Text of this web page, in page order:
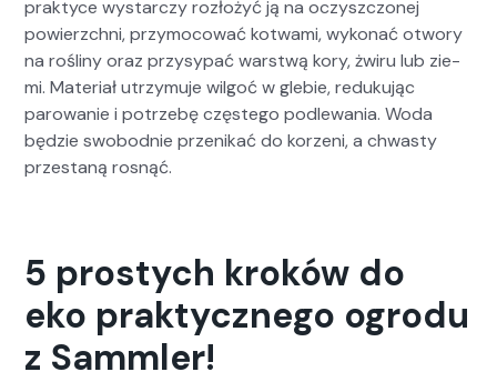
prak­tyce wystar­czy rozłożyć ją na oczyszc­zonej
powierzch­ni, przy­mo­cow­ać kot­wa­mi, wykon­ać otwory
na rośliny oraz przysy­pać warst­wą kory, żwiru lub zie­
mi. Mate­ri­ał utrzy­mu­je wilgoć w glebie, reduku­jąc
parowanie i potrze­bę częstego podle­wa­nia. Woda
będzie swo­bod­nie przenikać do korzeni, a chwasty
przes­taną ros­nąć.
5 prostych kroków do
eko praktycznego ogrodu
z Sammler!